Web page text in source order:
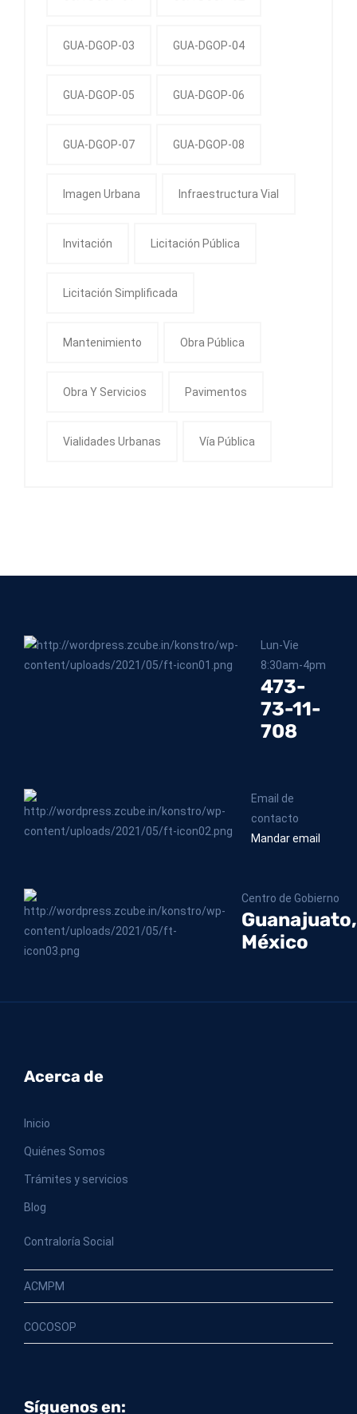
GUA-DGOP-03 GUA-DGOP-04
GUA-DGOP-05 GUA-DGOP-06
GUA-DGOP-07 GUA-DGOP-08
Imagen Urbana Infraestructura Vial
Invitación Licitación Pública
Licitación Simplificada
Mantenimiento Obra Pública
Obra Y Servicios Pavimentos
Vialidades Urbanas Vía Pública
Lun-Vie
8:30am-4pm
473-
73-11-
708
Email de
contacto
Mandar email
Centro de Gobierno
Guanajuato,
México
Acerca de
Inicio
Quiénes Somos
Trámites y servicios
Blog
Contraloría Social
ACMPM
COCOSOP
Síguenos en: